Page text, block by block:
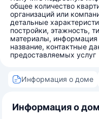
общее количество
организаций или
детальные
постройки, этажность,
материалы,
название, контактные
предоставляемых услуг
Информация о доме
Информация о